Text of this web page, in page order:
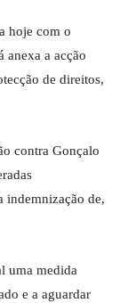
hoje com o
anexa a acção
de direitos,
contra Gonçalo
indemnização de,
uma medida
e a aguardar